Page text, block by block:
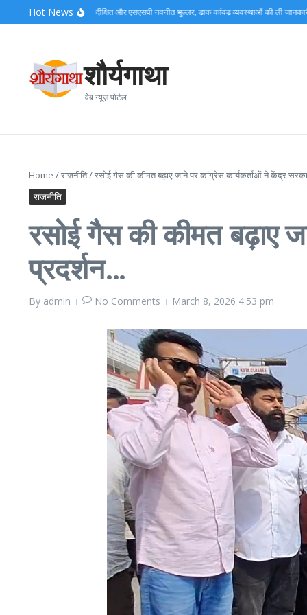
Skip to content
Hot News
कैंप पहुंचे डीएम मयूर दीक्षित और एसएसपी नवनीत भुल्लर, डाक कांवड़ व्यवस्थाओं की ली जानकारी…
शौर्यगाथा
वेब न्यूज़ पोर्टल
Home /राजनीति/रसोई गैस की कीमत बढ़ाए जाने पर कांग्रेस कार्यकर्ताओं ने केंद्र
राजनीति
रसोई गैस की कीमत बढ़ाए
प्रदर्शन…
By admin No Comments March 8, 2026 4:53 pm